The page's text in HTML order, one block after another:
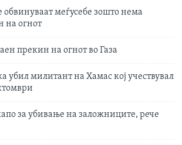
обвинуваат меѓусебе зошто нема
на огнот
прекин на огнот во Газа
убил милитант на Хамас кој учествувал
за убивање на заложниците, рече